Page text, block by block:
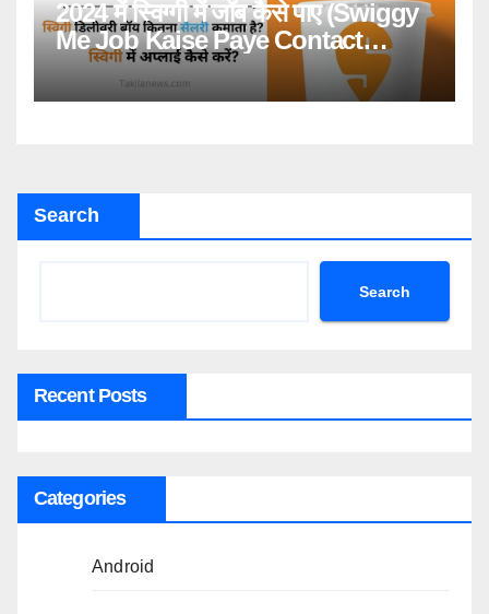
2024 में स्विग्गी में जॉब कैसे पाए (Swiggy
Me Job Kaise Paye Contact
Number)
Search
Search
Recent Posts
Categories
Android